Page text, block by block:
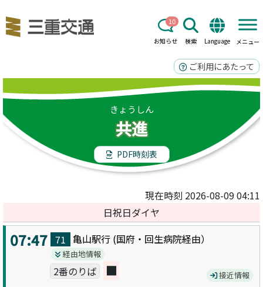
お知らせ
10
検索 Language メニュー
ご利用にあたって
きょうしん
共進
PDF時刻表
現在時刻 2026-08-09 04:11
日祝日ダイヤ
07:47 71 亀山駅行 (国府・回生病院経由）
経由地情報
2番のりば ■ 接近情報